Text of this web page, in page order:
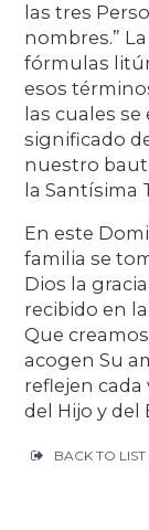
las tres
nombres.”
fórmulas
esos
las cuales
significado
nuestro
la Santísima
En este
familia se
Dios la
recibido en
Que
acogen Su
reflejen
del Hijo y del
BACK TO LIST